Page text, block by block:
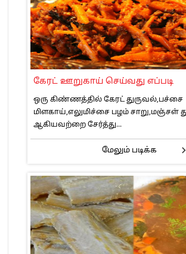
கேரட் ஊறுகாய் செய்வது எப்படி
ஒரு கிண்ணத்தில் கேரட் துருவல்,பச்சை
மிளகாய்,எலுமிச்சை பழம் சாறு,மஞ்சள்
ஆகியவற்றை சேர்த்து...
மேலும் படிக்க